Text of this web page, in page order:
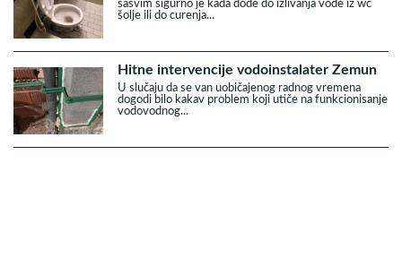
sasvim sigurno je kada dođe do izlivanja vode iz wc
šolje ili do curenja...
Hitne intervencije vodoinstalater Zemun
U slučaju da se van uobičajenog radnog vremena
dogodi bilo kakav problem koji utiče na funkcionisanje
vodovodnog...